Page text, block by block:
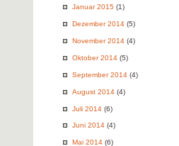
Januar 2015 (1)
Dezember 2014 (5)
November 2014 (4)
Oktober 2014 (5)
September 2014 (4)
August 2014 (4)
Juli 2014 (6)
Juni 2014 (4)
Mai 2014 (6)